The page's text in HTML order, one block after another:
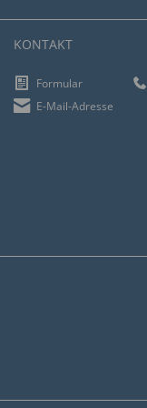
KONTAKT
Formular
E-Mail-Adresse